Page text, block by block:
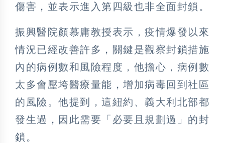
傷害，並表示進入第四級也非全面封鎖。
振興醫院顏慕庸教授表示，疫情爆發以來
情況已經改善許多，關鍵是觀察封鎖措施
內的病例數和風險程度，他擔心，病例數
太多會壓垮醫療量能，增加病毒回到社區
的風險。他提到，這紐約、義大利北部都
發生過，因此需要「必要且規劃過」的封
鎖。